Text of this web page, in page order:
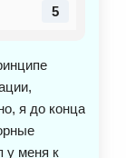
5
я до конца
у меня к